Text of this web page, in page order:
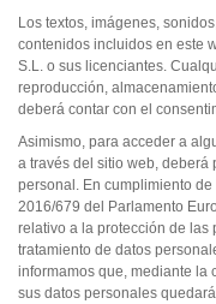
Los textos, imágenes,
contenidos incluidos en este
S.L. o sus licenciantes.
reproducción,
deberá contar con el
Asimismo, para acceder a
a través del sitio web,
personal. En cumplimiento
2016/679 del Parlamento
relativo a la protección de las
tratamiento de datos
informamos que, mediante la
sus datos personales